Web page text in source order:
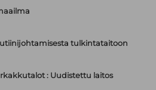
tulkintataitoon
: Uudistettu laitos